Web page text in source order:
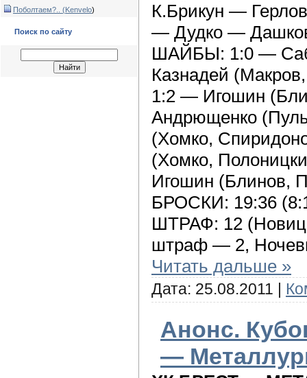
Поболтаем?.. (Kenvelo)
Поиск по сайту
К.Брикун —
— Дудко —
ШАЙБЫ: 1:0 —
Казнадей
1:2 — Игошин
Андрющенко
(Хомко,
(Хомко,
Игошин (Блинов,
БРОСКИ: 19:36
ШТРАФ: 12
штраф — 2,
Читать дальше »
Дата: 25.08.2011 |
Анонс.
—